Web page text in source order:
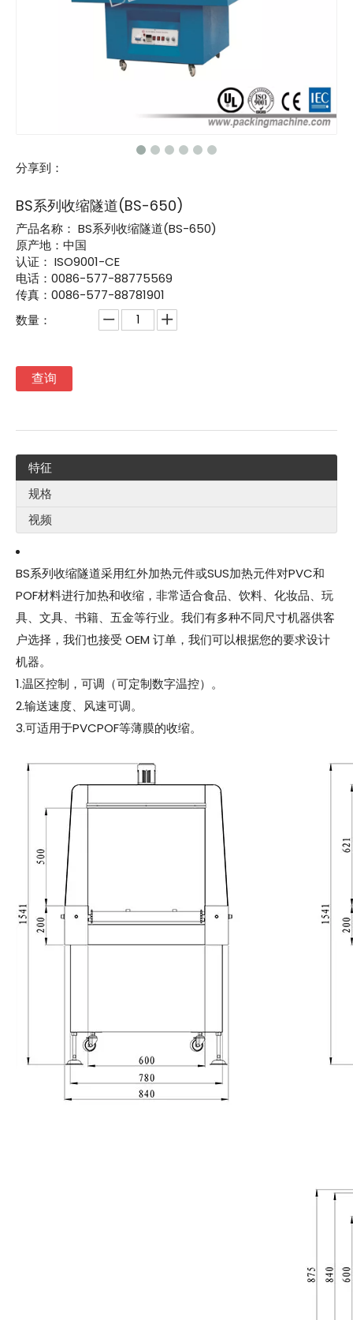
分享到：
BS系列收缩隧道(BS-650)
产品名称： BS系列收缩隧道(BS-650)
原产地：中国
认证： ISO9001-CE
电话：0086-577-88775569
传真：0086-577-88781901
数量：
查询
特征
规格
视频
BS系列收缩隧道采用红外加热元件或SUS加热元件对PVC和
POF材料进行加热和收缩，非常适合食品、饮料、化妆品、玩
具、文具、书籍、五金等行业。我们有多种不同尺寸机器供客
户选择，我们也接受 OEM 订单，我们可以根据您的要求设计
机器。
1.温区控制，可调（可定制数字温控）。
2.输送速度、风速可调。
3.可适用于PVCPOF等薄膜的收缩。